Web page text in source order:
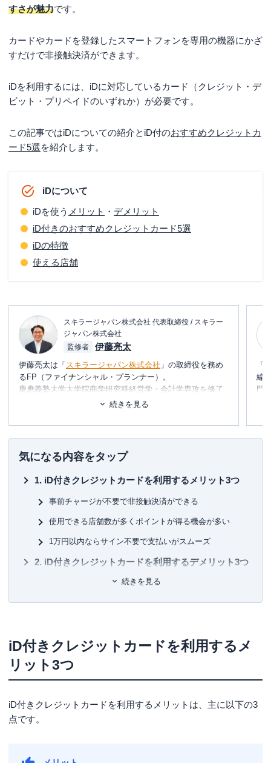
すさが魅力です。
カードやカードを登録したスマートフォンを専用の機器にかざ
すだけで非接触決済ができます。
iDを利用するには、iDに対応しているカード（クレジット・デ
ビット・プリペイドのいずれか）が必要です。
この記事ではiDについての紹介とiD付のおすすめクレジットカ
ード5選を紹介します。
iDについて
iDを使う メリット ・ デメリット
iD付きのおすすめクレジットカード5選
iDの特徴
使える店舗
スキラージャパン株式会社 代表取締役 / スキラー
ジャパン株式会社
監修者
伊藤亮太
伊藤亮太は「 スキラージャパン株式会社 」の取締役を務め
るFP（ファイナンシャル・プランナー）。
慶應義塾大学大学院商学研究科経営学・会計学専攻を修了
CFP®を取得。
行業務に携わる。
現在は富裕層個人の資産設計を中心としたマネー・ライフ
プランの提案・策定・サポート等を行う傍ら、
関連するセミナー講師や講演を多数行う。
▼書籍
7日でマスターNISA&iDeCoがおもしろいくらいわかる本
株で勝ち続けるための 上がる銘柄選び黄金ルール87
など
続きを見る
「
編
門
め
気になる内容をタップ
iD付きクレジットカードを利用するメリット3つ
事前チャージが不要で非接触決済ができる
使用できる店舗数が多くポイントが得る機会が多い
1万円以内ならサイン不要で支払いがスムーズ
iD付きクレジットカードを利用するデメリット3つ
ついつい使いすぎてしまう危険性
1万円以上の支払いはサインが必要
ポイント還元率の高さ
年会費無料など維持コストの安さ
dカード GOLD
続きを見る
iD付きクレジットカードを利用するメ
リット3つ
iD付きクレジットカードを利用するメリットは、主に以下の3
点です。